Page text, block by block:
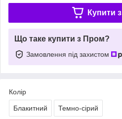
Купити з
Що таке купити з Пром?
Замовлення під захистом
Колір
Блакитний Темно-сірий